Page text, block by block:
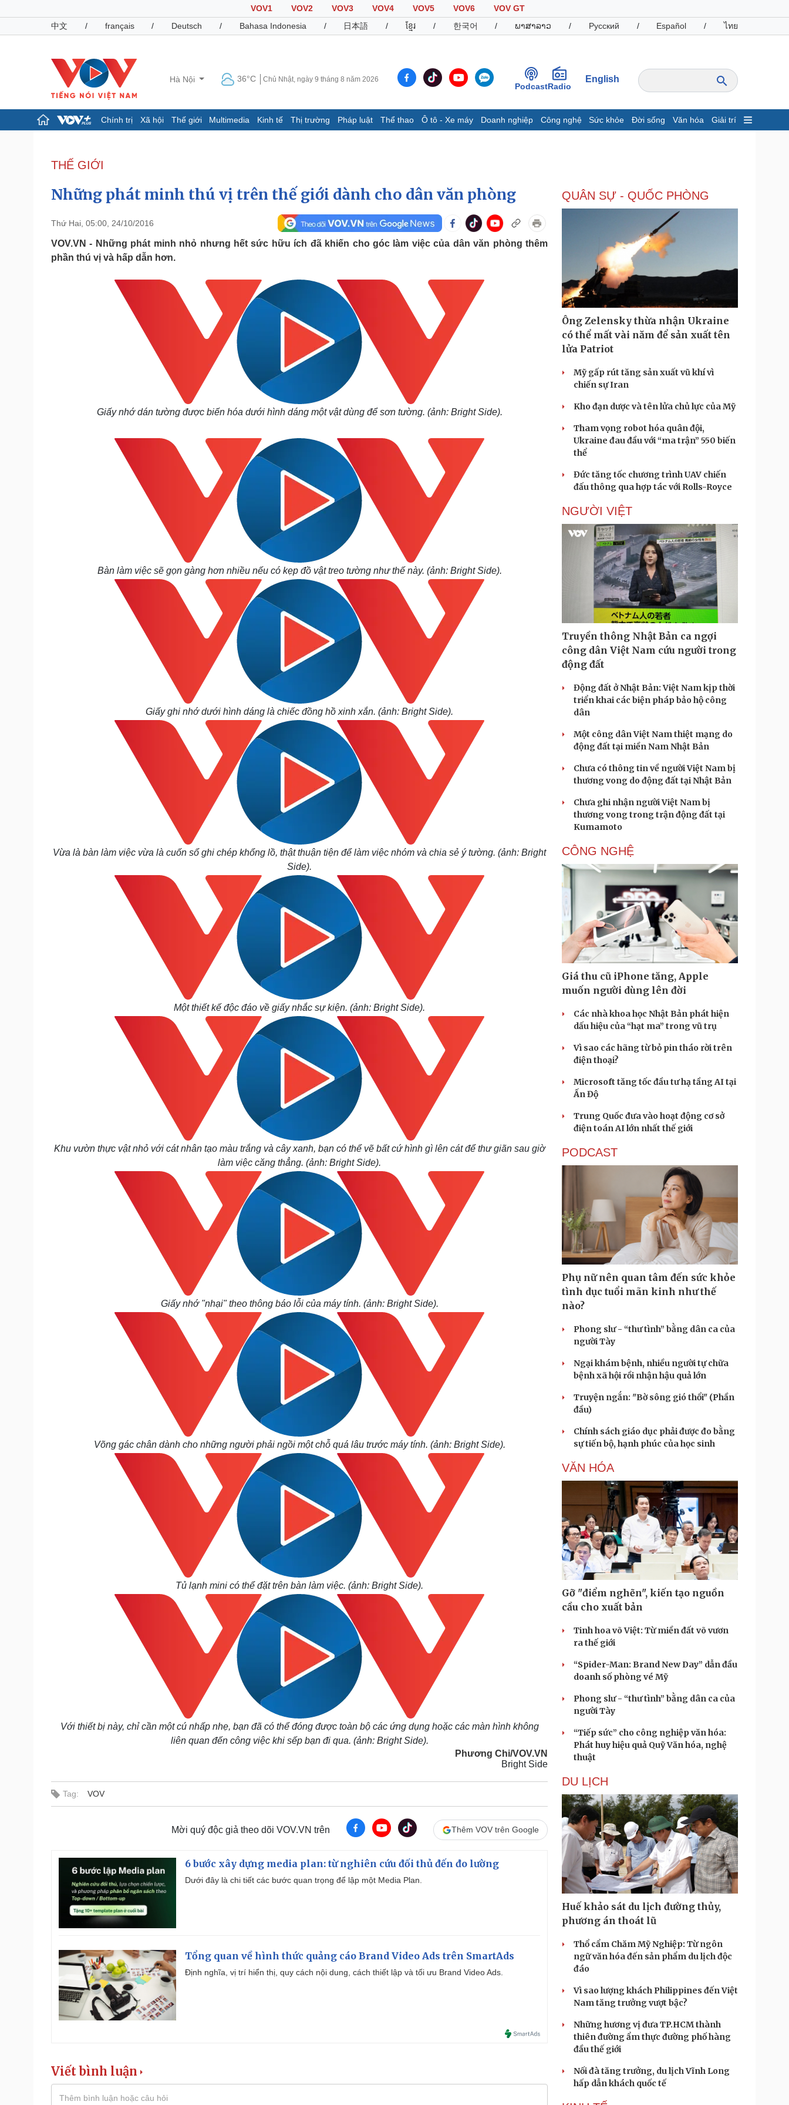
VOV1 VOV2 VOV3 VOV4 VOV5 VOV6
VOV GT
中文
/ français / Deutsch / Bahasa Indonesia / 日本語 / ខ្មែរ / 한국어 / ພາສາລາວ / Русский / Español / ไทย
Hà Nội 36°C Chủ Nhật, ngày 9 tháng 8 năm 2026
PodcastRadio
English
Chính trị Xã hội Thế giới Multimedia Kinh tế Thị trường Pháp luật Thể thao Ô tô - Xe máy Doanh nghiệp Công nghệ Sức khỏe Đời sống Văn hóa Giải trí
Đảng
Tổ chức nhân sự
Nhận diện sự thật
Dấu ấn VOV
Hồ sơ
Infographic
Chứng khoán
Giá cà phê
Pháp luật
Vụ án
Quân sự - Quốc phòng
Vũ khí
Phân tích
Thể thao
Thế giới thể thao
Ô tô - Xe máy
Tư vấn
Doanh nghiệp
Thông tin doanh nghiệp
Doanh nhân
Vì cộng đồng
Công nghệ
Sành điệu
Chuyển đổi số
Phòng mạch online
Đời sống
Tình yêu - Gia đình
Văn hóa
Sân khấu - Điện ảnh
Văn học
Âm nhạc
Giải trí
Nghệ sĩ
Thời trang
Sao Việt
Podcast
Cửa sổ tình yêu
Kể chuyện cho bé
THẾ GIỚI
Những phát minh thú vị trên thế giới dành cho dân văn phòng
Thứ Hai, 05:00, 24/10/2016
VOV.VN - Những phát minh nhỏ nhưng hết sức hữu ích đã khiến cho góc làm việc của dân văn phòng thêm
phần thú vị và hấp dẫn hơn.
Giấy nhớ dán tường được biến hóa dưới hình dáng một vật dùng để sơn tường. (ảnh: Bright Side).
Bàn làm việc sẽ gọn gàng hơn nhiều nếu có kẹp đồ vật treo tường như thế này. (ảnh: Bright Side).
Giấy ghi nhớ dưới hình dáng là chiếc đồng hồ xinh xắn. (ảnh: Bright Side).
Vừa là bàn làm việc vừa là cuốn sổ ghi chép khổng lồ, thật thuận tiện để làm việc nhóm và chia sẻ ý tường. (ảnh: Bright
Side).
Một thiết kế độc đáo về giấy nhắc sự kiện. (ảnh: Bright Side).
Khu vườn thực vật nhỏ với cát nhân tạo màu trắng và cây xanh, bạn có thể vẽ bất cứ hình gì lên cát để thư giãn sau giờ
làm việc căng thẳng. (ảnh: Bright Side).
Giấy nhớ "nhại" theo thông báo lỗi của máy tính. (ảnh: Bright Side).
Võng gác chân dành cho những người phải ngồi một chỗ quá lâu trước máy tính. (ảnh: Bright Side).
Tủ lạnh mini có thể đặt trên bàn làm việc. (ảnh: Bright Side).
Với thiết bị này, chỉ cần một cú nhấp nhẹ, bạn đã có thể đóng được toàn bộ các ứng dụng hoặc các màn hình không
liên quan đến công việc khi sếp bạn đi qua. (ảnh: Bright Side).
Phương Chi/VOV.VN
Bright Side
Tag: VOV
Mời quý độc giả theo dõi VOV.VN trên Thêm VOV trên Google
6 bước xây dựng media plan: từ nghiên cứu đối thủ đến đo lường
Dưới đây là chi tiết các bước quan trọng để lập một Media Plan.
Tổng quan về hình thức quảng cáo Brand Video Ads trên SmartAds
Định nghĩa, vị trí hiển thị, quy cách nội dung, cách thiết lập và tối ưu Brand Video Ads.
Viết bình luận
QUÂN SỰ - QUỐC PHÒNG
Ông Zelensky thừa nhận Ukraine
có thể mất vài năm để sản xuất tên
lửa Patriot
Mỹ gấp rút tăng sản xuất vũ khí vì
chiến sự Iran
Kho đạn dược và tên lửa chủ lực của Mỹ
Tham vọng robot hóa quân đội,
Ukraine đau đầu với “ma trận” 550 biến
thể
Đức tăng tốc chương trình UAV chiến
đấu thông qua hợp tác với Rolls-Royce
NGƯỜI VIỆT
Truyền thông Nhật Bản ca ngợi
công dân Việt Nam cứu người trong
động đất
Động đất ở Nhật Bản: Việt Nam kịp thời
triển khai các biện pháp bảo hộ công
dân
Một công dân Việt Nam thiệt mạng do
động đất tại miền Nam Nhật Bản
Chưa có thông tin về người Việt Nam bị
thương vong do động đất tại Nhật Bản
Chưa ghi nhận người Việt Nam bị
thương vong trong trận động đất tại
Kumamoto
CÔNG NGHỆ
Giá thu cũ iPhone tăng, Apple
muốn người dùng lên đời
Các nhà khoa học Nhật Bản phát hiện
dấu hiệu của “hạt ma” trong vũ trụ
Vì sao các hãng từ bỏ pin tháo rời trên
điện thoại?
Microsoft tăng tốc đầu tư hạ tầng AI tại
Ấn Độ
Trung Quốc đưa vào hoạt động cơ sở
điện toán AI lớn nhất thế giới
PODCAST
Phụ nữ nên quan tâm đến sức khỏe
tình dục tuổi mãn kinh như thế
nào?
Phong slư - “thư tình” bằng dân ca của
người Tày
Ngại khám bệnh, nhiều người tự chữa
bệnh xã hội rồi nhận hậu quả lớn
Truyện ngắn: "Bờ sông gió thổi" (Phần
đầu)
Chính sách giáo dục phải được đo bằng
sự tiến bộ, hạnh phúc của học sinh
VĂN HÓA
Gỡ "điểm nghẽn", kiến tạo nguồn
cầu cho xuất bản
Tinh hoa võ Việt: Từ miền đất võ vươn
ra thế giới
“Spider-Man: Brand New Day” dẫn đầu
doanh số phòng vé Mỹ
Phong slư - “thư tình” bằng dân ca của
người Tày
“Tiếp sức” cho công nghiệp văn hóa:
Phát huy hiệu quả Quỹ Văn hóa, nghệ
thuật
DU LỊCH
Huế khảo sát du lịch đường thủy,
phương án thoát lũ
Thổ cẩm Chăm Mỹ Nghiệp: Từ ngôn
ngữ văn hóa đến sản phẩm du lịch độc
đáo
Vì sao lượng khách Philippines đến Việt
Nam tăng trưởng vượt bậc?
Những hương vị đưa TP.HCM thành
thiên đường ẩm thực đường phố hàng
đầu thế giới
Nối đà tăng trưởng, du lịch Vĩnh Long
hấp dẫn khách quốc tế